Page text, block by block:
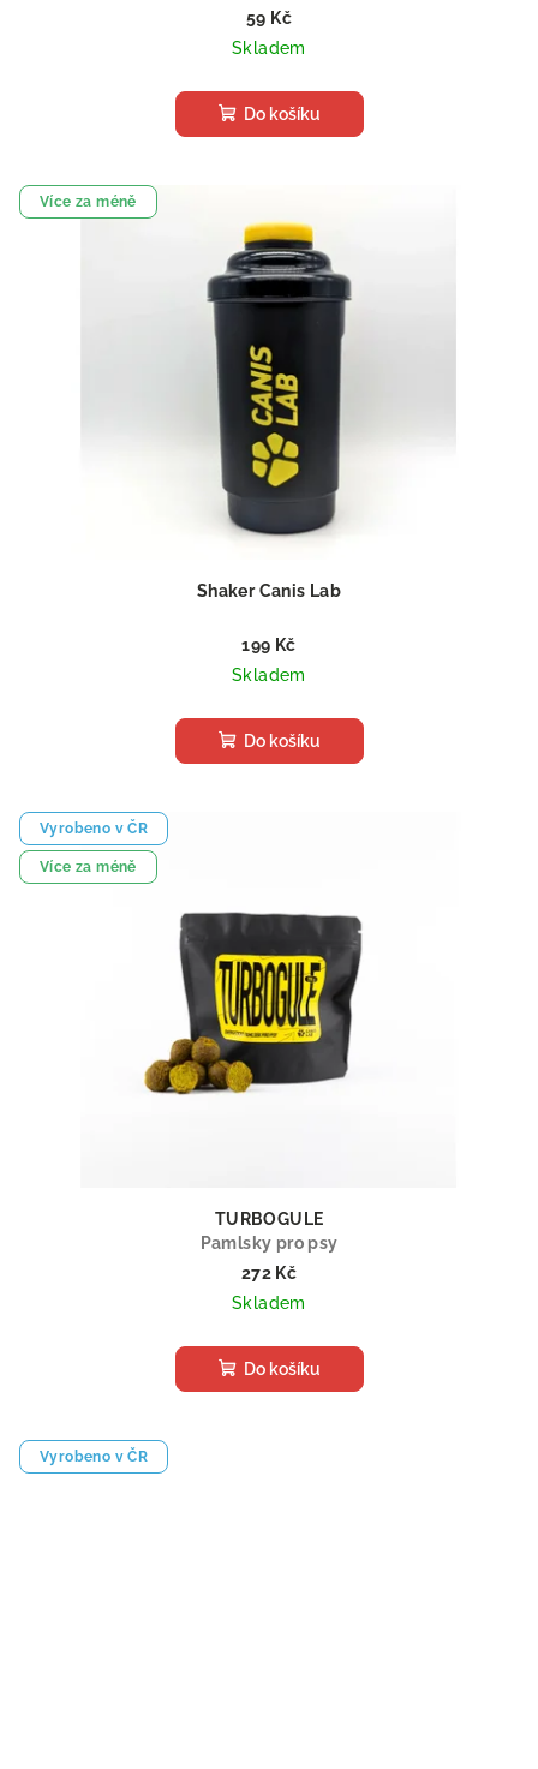
59 Kč
Skladem
Do košíku
Více za méně
Shaker Canis Lab
199 Kč
Skladem
Do košíku
Vyrobeno v ČR
Více za méně
TURBOGULE
Pamlsky pro psy
272 Kč
Skladem
Do košíku
Vyrobeno v ČR